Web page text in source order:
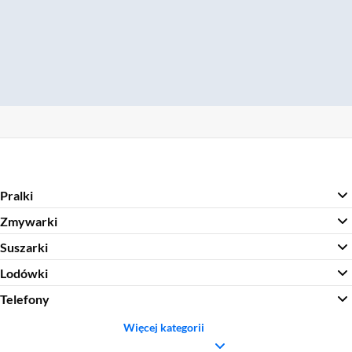
Pralki
Zmywarki
Suszarki
Lodówki
Telefony
Więcej kategorii